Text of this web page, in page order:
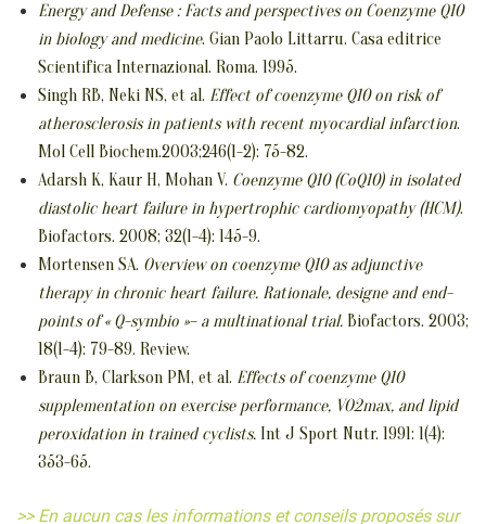
Energy and Defense : Facts and perspectives on Coenzyme Q10
in biology and medicine. Gian Paolo Littarru. Casa editrice
Scientifica Internazional. Roma. 1995.
Singh RB, Neki NS, et al. Effect of coenzyme Q10 on risk of
atherosclerosis in patients with recent myocardial infarction.
Mol Cell Biochem.2003;246(1-2): 75-82.
Adarsh K, Kaur H, Mohan V. Coenzyme Q10 (CoQ10) in isolated
diastolic heart failure in hypertrophic cardiomyopathy (HCM).
Biofactors. 2008; 32(1-4): 145-9.
Mortensen SA. Overview on coenzyme Q10 as adjunctive
therapy in chronic heart failure. Rationale, designe and end-
points of « Q-symbio »– a multinational trial. Biofactors. 2003;
18(1-4): 79-89. Review.
Braun B, Clarkson PM, et al. Effects of coenzyme Q10
supplementation on exercise performance, VO2max, and lipid
peroxidation in trained cyclists. Int J Sport Nutr. 1991: 1(4):
353-65.
>> En aucun cas les informations et conseils proposés sur